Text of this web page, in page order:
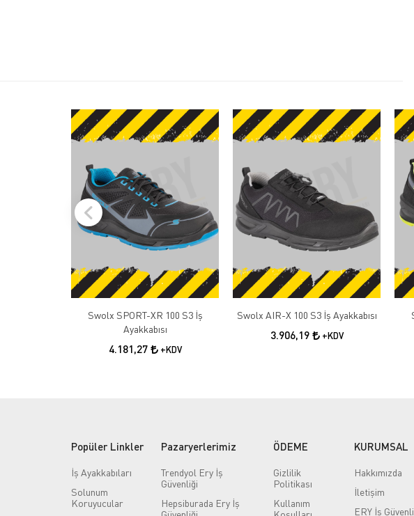
Swolx SPORT-XR 100 S3 İş
Ayakkabısı
4.181,27 +KDV
Swolx AIR-X 100 S3 İş Ayakkabısı
3.906,19 +KDV
Popüler Linkler
İş Ayakkabıları
Solunum
Koruyucular
Pazaryerlerimiz
Trendyol Ery İş
Güvenliği
Hepsiburada Ery İş
ÖDEME
Gizlilik
Politikası
Kullanım
KURUMSAL
Hakkımızda
İletişim
ERY İş